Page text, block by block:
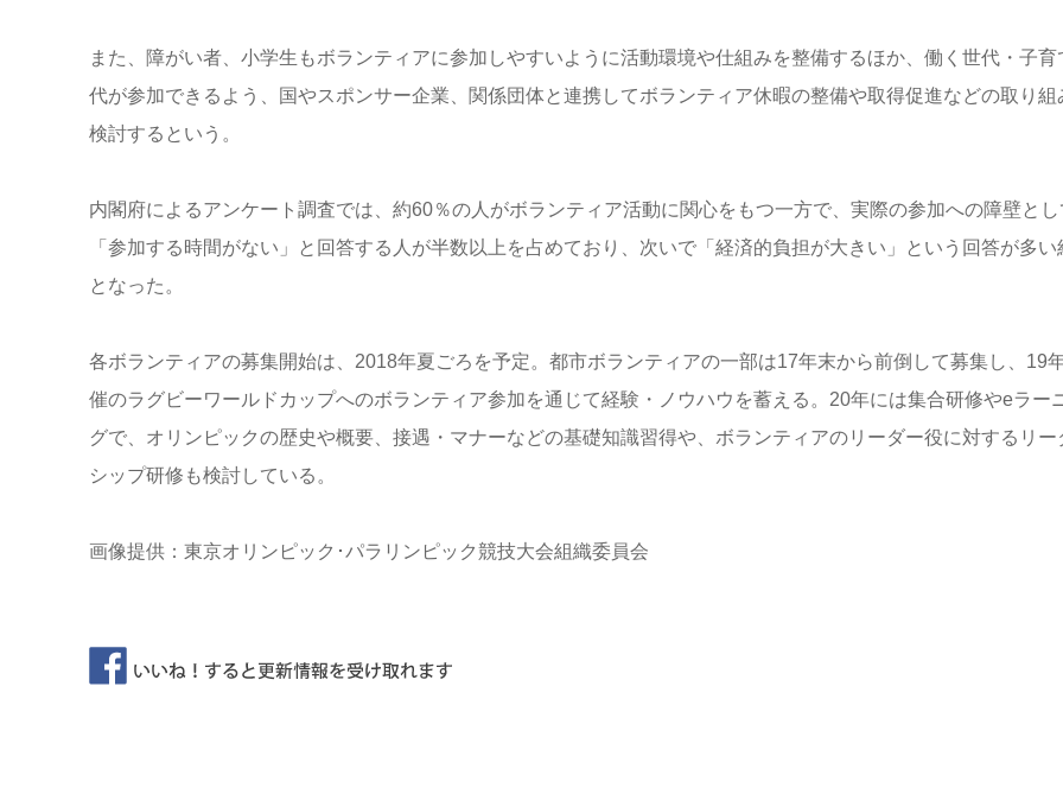
また、障がい者、小学生もボランティアに参加しやすいように活動環境や仕組みを整備するほか、働く世代・子育
代が参加できるよう、国やスポンサー企業、関係団体と連携してボランティア休暇の整備や取得促進などの取り組
検討するという。
内閣府によるアンケート調査では、約60％の人がボランティア活動に関心をもつ一方で、実際の参加への障壁とし
「参加する時間がない」と回答する人が半数以上を占めており、次いで「経済的負担が大きい」という回答が多い
となった。
各ボランティアの募集開始は、2018年夏ごろを予定。都市ボランティアの一部は17年末から前倒して募集し、19
催のラグビーワールドカップへのボランティア参加を通じて経験・ノウハウを蓄える。20年には集合研修やeラー
グで、オリンピックの歴史や概要、接遇・マナーなどの基礎知識習得や、ボランティアのリーダー役に対するリー
シップ研修も検討している。
画像提供：東京オリンピック･パラリンピック競技大会組織委員会